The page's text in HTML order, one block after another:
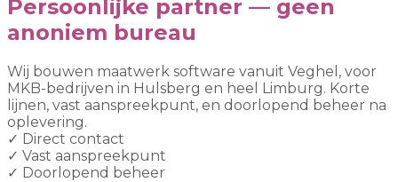
Persoonlijke partner — geen
anoniem bureau
Wij bouwen maatwerk software vanuit Veghel, voor
MKB-bedrijven in Hulsberg en heel Limburg. Korte
lijnen, vast aanspreekpunt, en doorlopend beheer na
oplevering.
✓ Direct contact
✓ Vast aanspreekpunt
✓ Doorlopend beheer